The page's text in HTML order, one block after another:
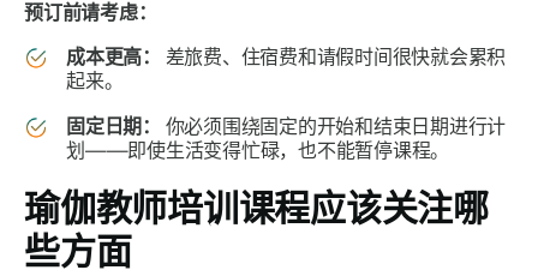
预订前请考虑：
成本更高：
差旅费、住宿费和请假时间很快就会累积
起来。
固定日期：
你必须围绕固定的开始和结束日期进行计
划——即使生活变得忙碌，也不能暂停课程。
瑜伽教师培训课程应该关注哪
些方面